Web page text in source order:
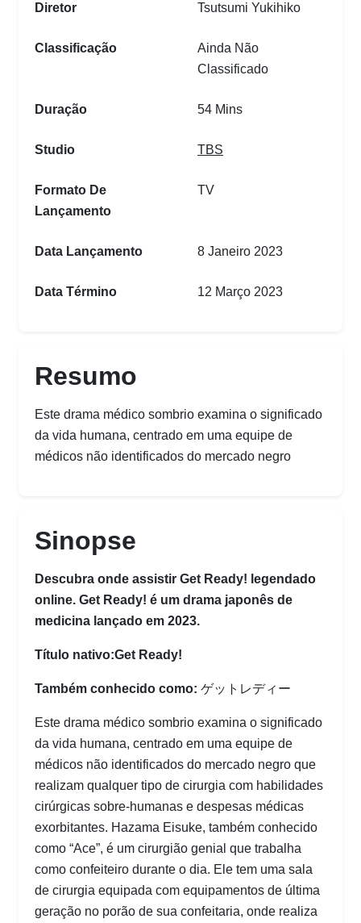
Diretor Tsutsumi Yukihiko
Classificação
Ainda Não
Classificado
Duração 54 Mins
Studio TBS
Formato De
Lançamento
TV
Data Lançamento 8 Janeiro 2023
Data Término 12 Março 2023
Resumo
Este drama médico sombrio examina o significado
da vida humana, centrado em uma equipe de
médicos não identificados do mercado negro
Sinopse
Descubra onde assistir Get Ready! legendado
online. Get Ready! é um drama japonês de
medicina lançado em 2023.
Título nativo:Get Ready!
Também conhecido como: ゲットレディー
Este drama médico sombrio examina o significado
da vida humana, centrado em uma equipe de
médicos não identificados do mercado negro que
realizam qualquer tipo de cirurgia com habilidades
cirúrgicas sobre-humanas e despesas médicas
exorbitantes. Hazama Eisuke, também conhecido
como “Ace”, é um cirurgião genial que trabalha
como confeiteiro durante o dia. Ele tem uma sala
de cirurgia equipada com equipamentos de última
geração no porão de sua confeitaria, onde realiza